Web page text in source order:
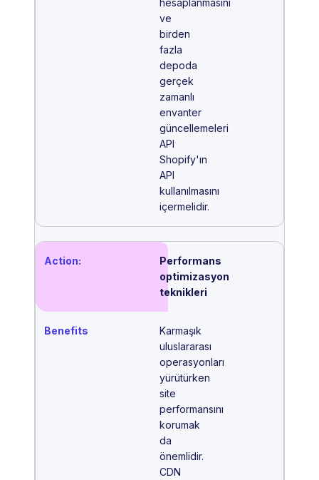
ve
birden
fazla
depoda
gerçek
zamanlı
envanter
güncellemeleri
API
Shopify'ın
API
kullanılmasını
içermelidir.
Performans
optimizasyon
teknikleri
Karmaşık
uluslararası
operasyonları
yürütürken
site
performansını
korumak
da
önemlidir.
CDN